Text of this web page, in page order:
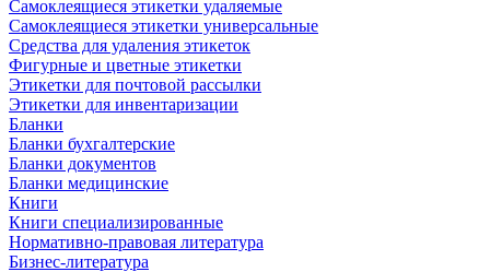
Самоклеящиеся этикетки удаляемые
Самоклеящиеся этикетки универсальные
Средства для удаления этикеток
Фигурные и цветные этикетки
Этикетки для почтовой рассылки
Этикетки для инвентаризации
Бланки
Бланки бухгалтерские
Бланки документов
Бланки медицинские
Книги
Книги специализированные
Нормативно-правовая литература
Бизнес-литература